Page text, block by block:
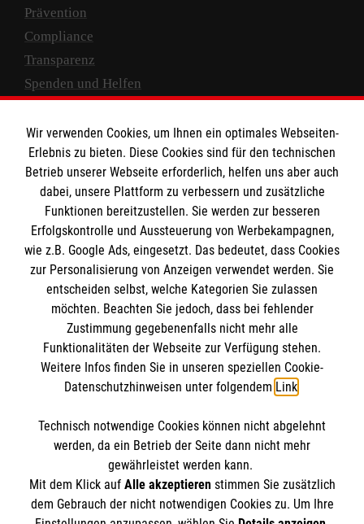
Prävention
Compliance
Transparenz
Spenden und Helfen
Empfänger: Malteser Hilfsdienst e.V.
IBAN: DE10 3706 0120 1201 2000 12
BIC: GENODED 1PA7
Newsletter abonnieren
Cookies verwalten|AGB|Impressum|Datenschutz
Barrierefreiheit |Kontakt| Sharepoint|Mediathek
Wir verwenden Cookies, um Ihnen ein optimales Webseiten-
Erlebnis zu bieten. Diese Cookies sind für den technischen
Betrieb unserer Webseite erforderlich, helfen uns aber auch
dabei, unsere Plattform zu verbessern und zusätzliche
Funktionen bereitzustellen. Sie werden zur besseren
Erfolgskontrolle und Aussteuerung von Werbekampagnen,
wie z.B. Google Ads, eingesetzt. Das bedeutet, dass Cookies
zur Personalisierung von Anzeigen verwendet werden. Sie
entscheiden selbst, welche Kategorien Sie zulassen
möchten. Beachten Sie jedoch, dass bei fehlender
Zustimmung gegebenenfalls nicht mehr alle
Funktionalitäten der Webseite zur Verfügung stehen.
Weitere Infos finden Sie in unseren speziellen Cookie-
Datenschutzhinweisen unter folgendem Link.
Technisch notwendige Cookies können nicht abgelehnt
werden, da ein Betrieb der Seite dann nicht mehr
gewährleistet werden kann.
Mit dem Klick auf Alle akzeptierenstimmen Sie zusätzlich
dem Gebrauch der nicht notwendigen Cookies zu. Um Ihre